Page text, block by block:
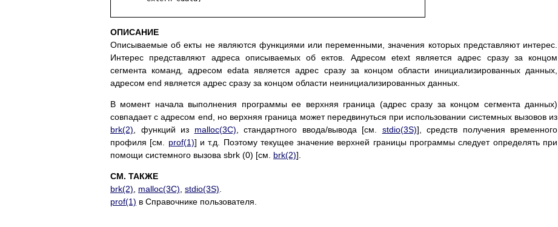
ОПИСАНИЕ
Описываемые об екты не являются функциями или переменными, значения которых представляют интерес.
Интерес представляют адреса описываемых об ектов. Адресом etext является адрес сразу за концом
сегмента команд, адресом edata является адрес сразу за концом области инициализированных данных,
адресом end является адрес сразу за концом области неинициализированных данных.
В момент начала выполнения программы ее верхняя граница (адрес сразу за концом сегмента данных)
совпадает с адресом end, но верхняя граница может передвинуться при использовании системных вызовов из
brk(2) , функций из malloc(3C) , стандартного ввода/вывода [см. stdio(3S)], средств получения временного
профиля [см. prof(1)] и т.д. Поэтому текущее значение верхней границы программы следует определять при
помощи системного вызова sbrk (0) [см. brk(2)].
СМ. ТАКЖЕ
brk(2)
malloc(3C) stdio(3S)
prof(1) в Справочнике пользователя.